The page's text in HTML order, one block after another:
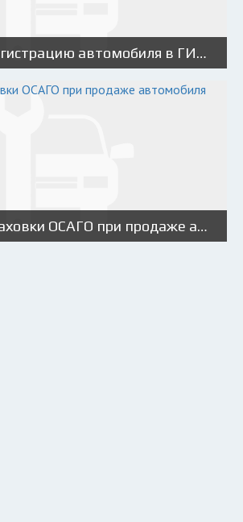
Запись на регистрацию автомобиля в ГИБДД
Возврат страховки ОСАГО при продаже автомобиля